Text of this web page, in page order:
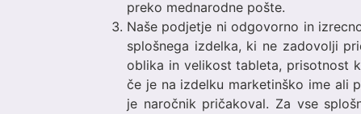
preko mednarodne pošte.
Naše podjetje ni odgovorno in
splošnega izdelka, ki ne zadovolji
oblika in velikost tableta, prisotnost
če je na izdelku marketinško ime ali
je naročnik pričakoval. Za vse